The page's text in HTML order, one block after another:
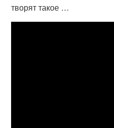
творят такое …